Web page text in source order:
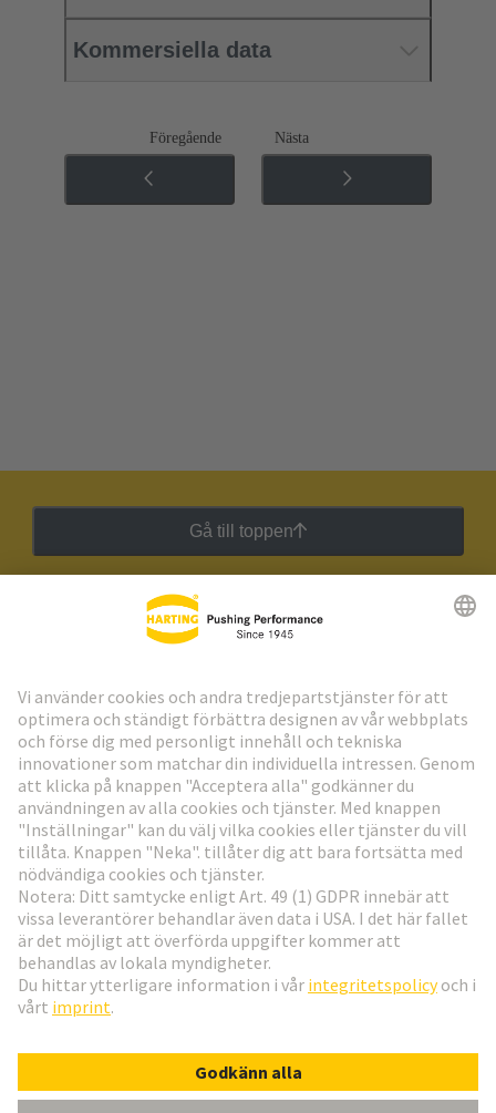
Kommersiella data
Föregående Nästa
Gå till toppen
HARTING:s nyhetsbrev
Gå till registrering
Social Media
Sverige
© Teknologi-koncernen HARTING